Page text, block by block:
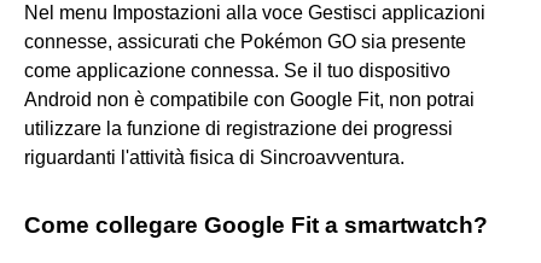
Nel menu Impostazioni alla voce Gestisci applicazioni
connesse, assicurati che Pokémon GO sia presente
come applicazione connessa. Se il tuo dispositivo
Android non è compatibile con Google Fit, non potrai
utilizzare la funzione di registrazione dei progressi
riguardanti l'attività fisica di Sincroavventura.
Come collegare Google Fit a smartwatch?